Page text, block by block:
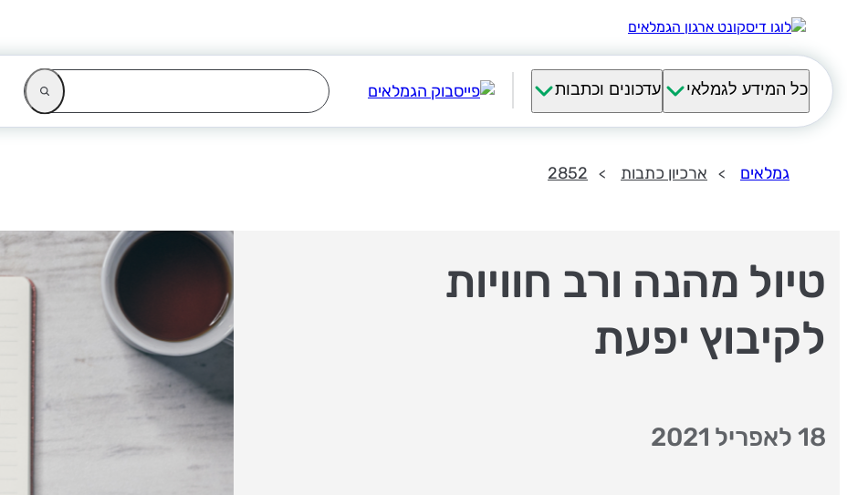
כל המידע לגמלאי עדכונים וכתבות
גמלאים ארכיון כתבות 2852
טיול מהנה ורב חוויות
לקיבוץ יפעת
18 לאפריל 2021